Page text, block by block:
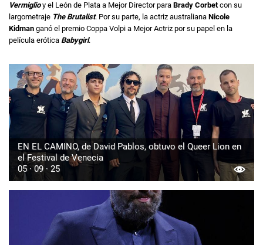
Vermiglioy el León de Plata a Mejor Director para Brady Corbetcon su
largometraje The Brutalist. Por su parte, la actriz australiana Nicole
Kidman ganó el premio Coppa Volpi a Mejor Actriz por su papel en la
película erótica Babygirl.
EN EL CAMINO, de David Pablos, obtuvo el Queer Lion en
el Festival de Venecia
05 · 09 · 25